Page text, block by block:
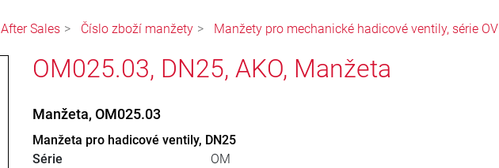
After Sales Číslo zboží manžety Manžety pro mechanické hadicové ventily, série OV
OM025.03, DN25, AKO, Manžeta
Manžeta, OM025.03
Manžeta pro hadicové ventily, DN25
Série
OM